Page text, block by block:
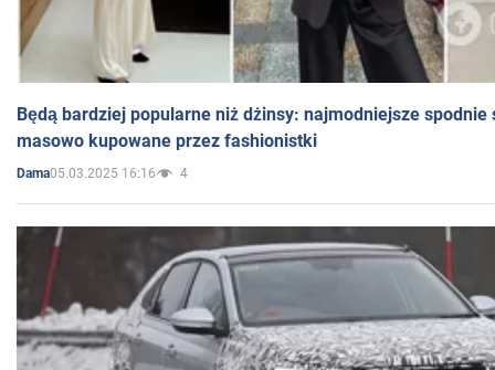
Będą bardziej popularne niż dżinsy: najmodniejsze spodnie
masowo kupowane przez fashionistki
Dama05.03.2025 16:16 4